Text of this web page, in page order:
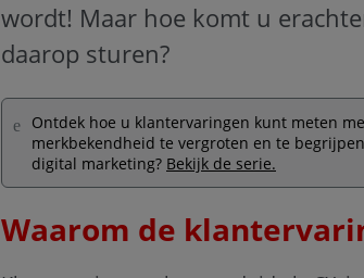
wordt! Maar hoe komt u
daarop sturen?
Ontdek hoe u klantervaringen kunt meten
merkbekendheid te vergroten en te
digital marketing? Bekijk de serie.
Waarom de